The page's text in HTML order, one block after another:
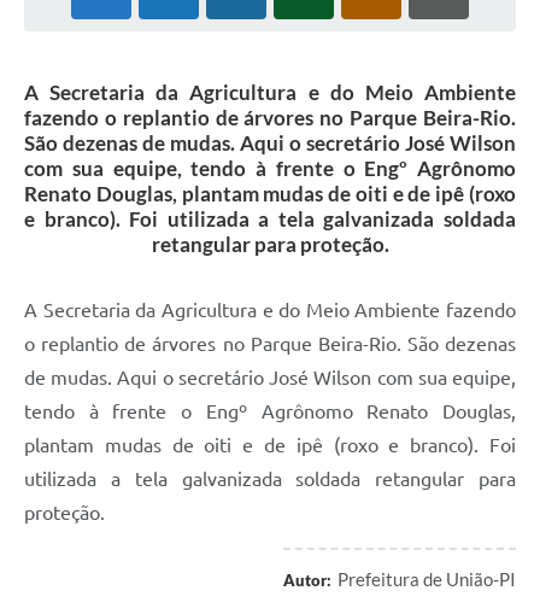
A Secretaria da Agricultura e do Meio Ambiente
fazendo o replantio de árvores no Parque Beira-Rio.
São dezenas de mudas. Aqui o secretário José Wilson
com sua equipe, tendo à frente o Engº Agrônomo
Renato Douglas, plantam mudas de oiti e de ipê (roxo
e branco). Foi utilizada a tela galvanizada soldada
retangular para proteção.
A Secretaria da Agricultura e do Meio Ambiente fazendo
o replantio de árvores no Parque Beira-Rio. São dezenas
de mudas. Aqui o secretário José Wilson com sua equipe,
tendo à frente o Engº Agrônomo Renato Douglas,
plantam mudas de oiti e de ipê (roxo e branco). Foi
utilizada a tela galvanizada soldada retangular para
proteção.
Autor: Prefeitura de União-PI